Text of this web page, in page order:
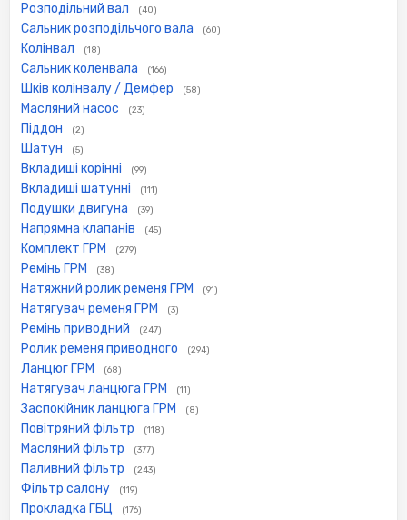
Розподільний вал (40)
Сальник розподільчого вала (60)
Колінвал (18)
Сальник коленвала (166)
Шків колінвалу / Демфер (58)
Масляний насос (23)
Піддон (2)
Шатун (5)
Вкладиші корінні (99)
Вкладиші шатунні (111)
Подушки двигуна (39)
Напрямна клапанів (45)
Комплект ГРМ (279)
Ремінь ГРМ (38)
Натяжний ролик ременя ГРМ (91)
Натягувач ременя ГРМ (3)
Ремінь приводний (247)
Ролик ременя приводного (294)
Ланцюг ГРМ (68)
Натягувач ланцюга ГРМ (11)
Заспокійник ланцюга ГРМ (8)
Повітряний фільтр (118)
Масляний фільтр (377)
Паливний фільтр (243)
Фільтр салону (119)
Прокладка ГБЦ (176)